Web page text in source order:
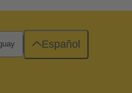
Español